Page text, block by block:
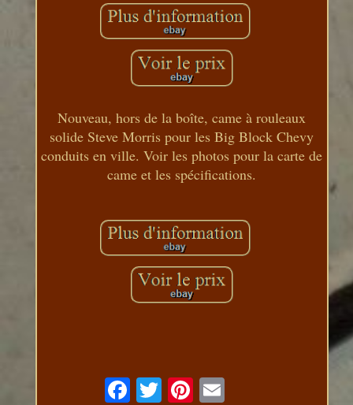
Nouveau, hors de la boîte, came à rouleaux
solide Steve Morris pour les Big Block Chevy
conduits en ville. Voir les photos pour la carte de
came et les spécifications.